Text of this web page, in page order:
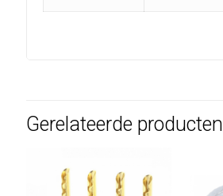
Gerelateerde producten